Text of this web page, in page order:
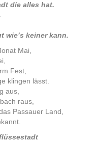
die alles hat.
wie’s keiner kann.
Mai,
Fest,
klingen lässt.
aus,
raus,
Passauer Land,